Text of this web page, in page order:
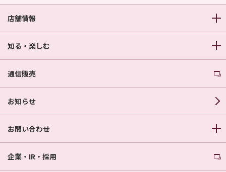
店舗情報
知る・楽しむ
通信販売
お知らせ
お問い合わせ
企業・IR・採用